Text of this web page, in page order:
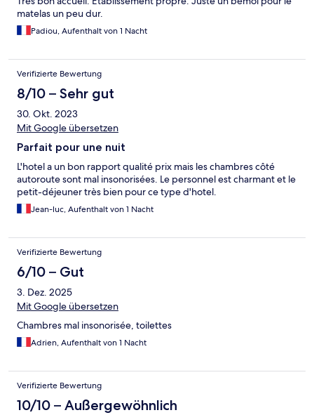
matelas un peu dur.
Padiou, Aufenthalt von 1 Nacht
Verifizierte Bewertung
8/10 – Sehr gut
30. Okt. 2023
Mit Google übersetzen
Parfait pour une nuit
L'hotel a un bon rapport qualité prix mais les chambres côté
autoroute sont mal insonorisées. Le personnel est charmant et le
petit-déjeuner très bien pour ce type d'hotel.
Jean-luc, Aufenthalt von 1 Nacht
Verifizierte Bewertung
6/10 – Gut
3. Dez. 2025
Mit Google übersetzen
Chambres mal insonorisée, toilettes
Adrien, Aufenthalt von 1 Nacht
Verifizierte Bewertung
10/10 – Außergewöhnlich